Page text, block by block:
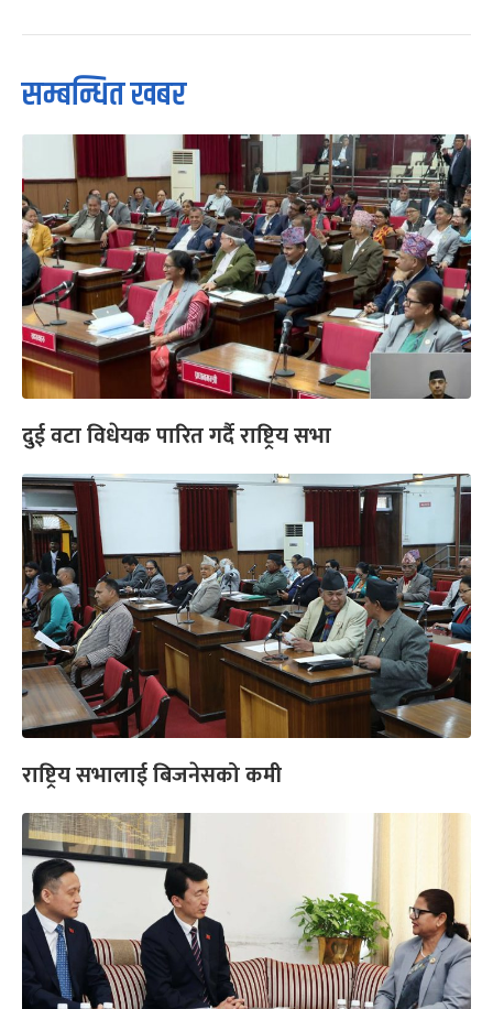
सम्बन्धित खबर
दुई वटा विधेयक पारित गर्दै राष्ट्रिय सभा
राष्ट्रिय सभालाई बिजनेसको कमी